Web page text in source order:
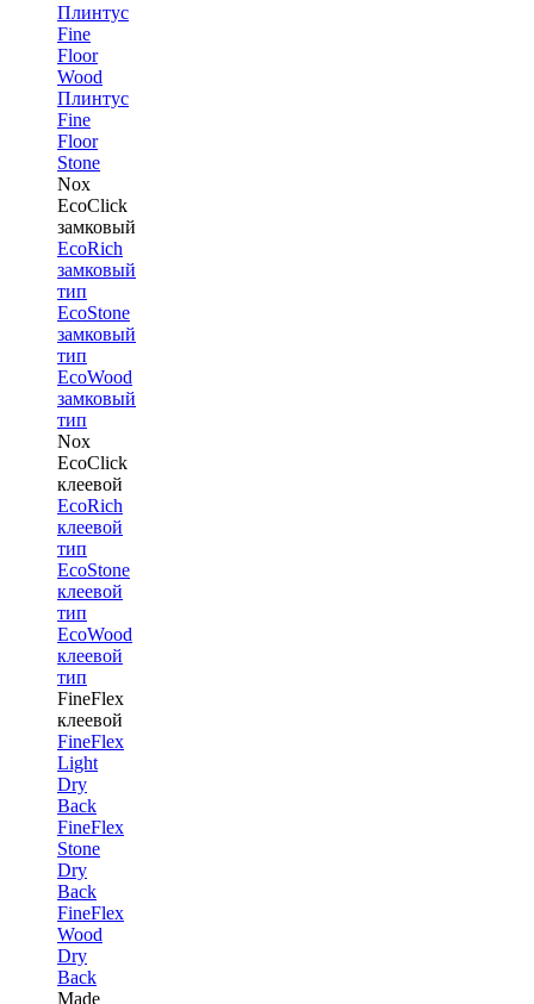
Плинтус
Fine
Floor
Wood
Плинтус
Fine
Floor
Stone
Nox
EcoClick
замковый
EcoRich
замковый
тип
EcoStone
замковый
тип
EcoWood
замковый
тип
Nox
EcoClick
клеевой
EcoRich
клеевой
тип
EcoStone
клеевой
тип
EcoWood
клеевой
тип
FineFlex
клеевой
FineFlex
Light
Dry
Back
FineFlex
Stone
Dry
Back
FineFlex
Wood
Dry
Back
Made